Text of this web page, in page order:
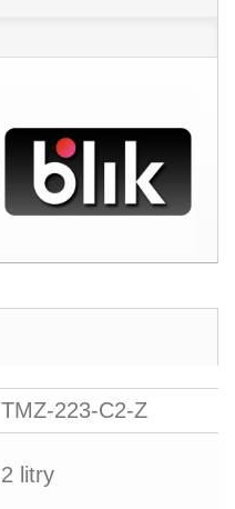
TMZ-223-C2-Z
2 litry